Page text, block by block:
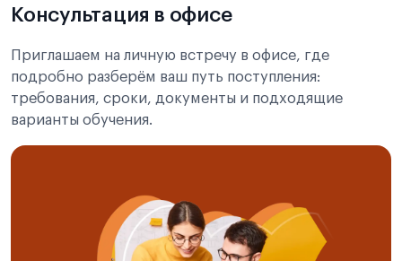
Консультация в офисе
Приглашаем на личную встречу в офисе, где
подробно разберём ваш путь поступления:
требования, сроки, документы и подходящие
варианты обучения.